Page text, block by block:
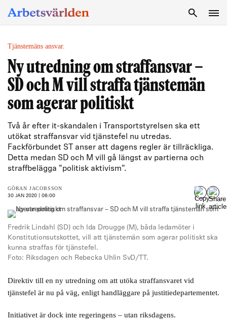
Tjänstemäns ansvar.
Ny utredning om straffansvar –
SD och M vill straffa tjänstemän
som agerar politiskt
Två år efter it-skandalen i Transportstyrelsen ska ett
utökat straffansvar vid tjänstefel nu utredas.
Fackförbundet ST anser att dagens regler är tillräckliga.
Detta medan SD och M vill gå längst av partierna och
straffbelägga ”politisk aktivism”.
GÖRAN JACOBSSON
30 JAN 2020 | 06:00
Fredrik Lindahl (SD) och Ida Drougge (M), båda ledamöter i
Konstitutionsutskottet, vill att tjänstemän som agerar politiskt ska
kunna straffas för tjänstefel.
Foto: Riksdagen och Rebecka Uhlin SvD/TT.
Direktiv till en ny utredning om att utöka straffansvaret vid
tjänstefel är nu på väg, enligt handläggare på justitiedepartementet.
Initiativet är dock inte regeringens – utan riksdagens.